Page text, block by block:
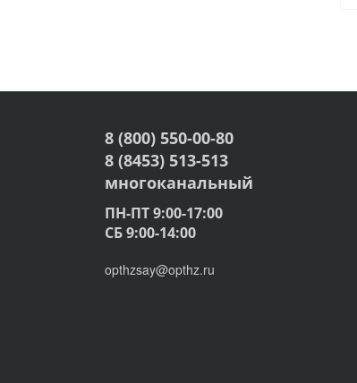
8 (800) 550-00-80
8 (8453) 513-513
многоканальный
ПН-ПТ 9:00-17:00
СБ 9:00-14:00
opthzsay@opthz.ru